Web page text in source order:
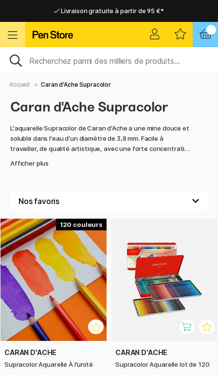
Livraison gratuite à partir de 95 €*
Livraison domicile ou point relais
Livraison gratuite à partir de 95 €*
Livraison domicile ou point relais
Accueil Caran d'Ache Supracolor
Caran d'Ache Supracolor
L'aquarelle Supracolor de Caran d'Ache a une mine douce et
soluble dans l'eau d'un diamètre de 3,8 mm. Facile à
travailler, de qualité artistique, avec une forte concentration
résistance à la lumière.
sec. Corps en bois de cèdre et laqué dans la couleur du
et fabriqué en Suisse. Bois provenant d'une forêt de cèdres
certifiée FSC. Disponible chez nous en plusieurs sets et
pièces !
Afficher plus
120
CARAN D'ACHE
Supracolor Aquarelle À l'unité
CARAN D'ACHE
Supracolor Aquarelle lot de 120